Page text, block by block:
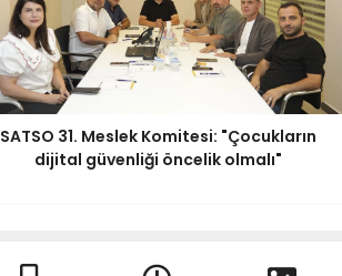
SATSO 31. Meslek Komitesi: "Çocukların
dijital güvenliği öncelik olmalı"